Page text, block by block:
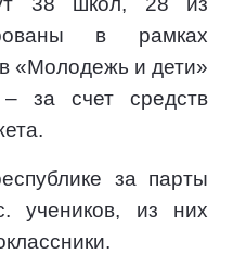
в рамках
«Молодежь и дети»
за счет средств
за парты
учеников, из них